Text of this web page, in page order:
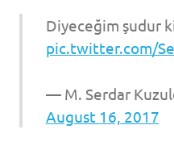
Diyeceğim şudur
pic.twitter.com/
— M. Serdar
August 16, 2017